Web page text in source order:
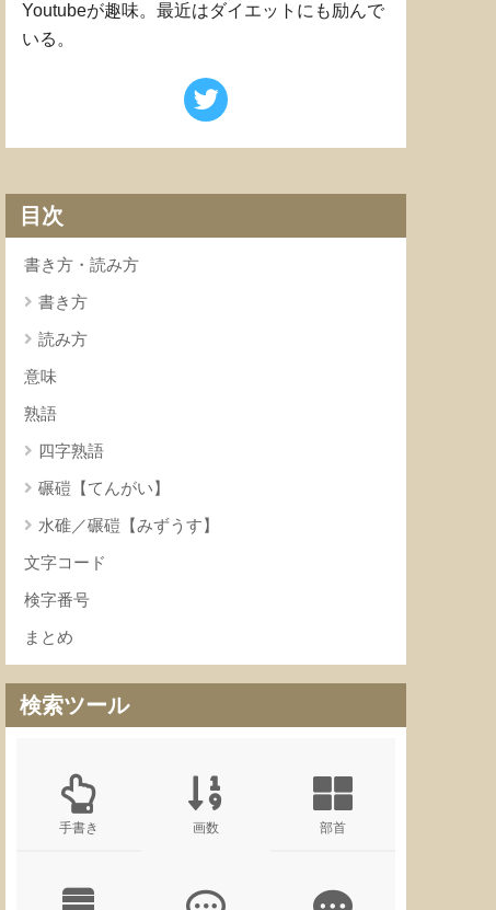
Youtubeが趣味。最近はダイエットにも励んで
いる。
目次
書き方・読み方
書き方
読み方
意味
熟語
四字熟語
碾磑【てんがい】
水碓／碾磑【みずうす】
文字コード
検字番号
まとめ
検索ツール
手書き 画数 部首